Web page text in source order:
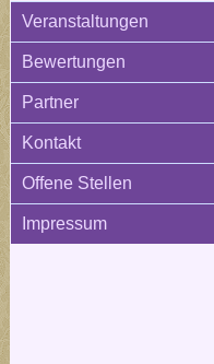
Veranstaltungen
Bewertungen
Partner
Kontakt
Offene Stellen
Impressum